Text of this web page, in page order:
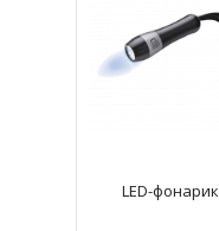
LED-фонарик